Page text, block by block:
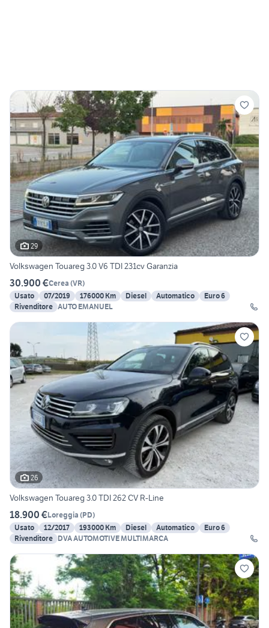
29
Volkswagen Touareg 3.0 V6 TDI 231cv Garanzia
30.900 €Cerea (VR)
Usato
07/2019 176000 Km Diesel Automatico
Euro 6
Rivenditore
AUTO EMANUEL
26
Volkswagen Touareg 3.0 TDI 262 CV R-Line
18.900 €Loreggia (PD)
Usato
12/2017 193000 Km Diesel Automatico
Euro 6
Rivenditore DVA AUTOMOTIVE MULTIMARCA